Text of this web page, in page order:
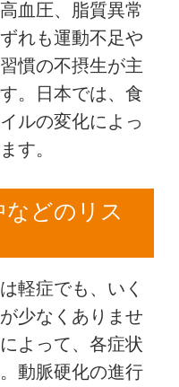
血圧、脂質異常
れも運動不足や
慣の不摂生が主
。日本では、食
ルの変化によっ
す。
どのリス
軽症でも、いく
少なくありませ
よって、各症状
動脈硬化の進行